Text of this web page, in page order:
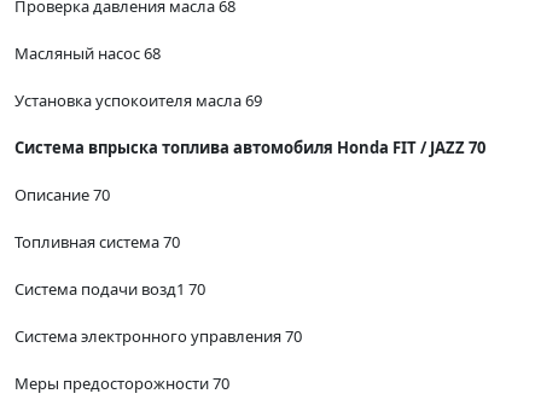
Проверка давления масла 68
Масляный насос 68
Установка успокоителя масла 69
Система впрыска топлива автомобиля Honda FIT / JAZZ 70
Описание 70
Топливная система 70
Система подачи возд1 70
Система электронного управления 70
Меры предосторожности 70